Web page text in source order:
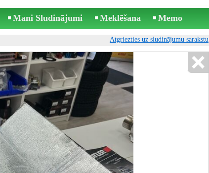
Mani Sludinājumi Meklēšana Memo
Atgriezties uz sludinājumu sarakstu